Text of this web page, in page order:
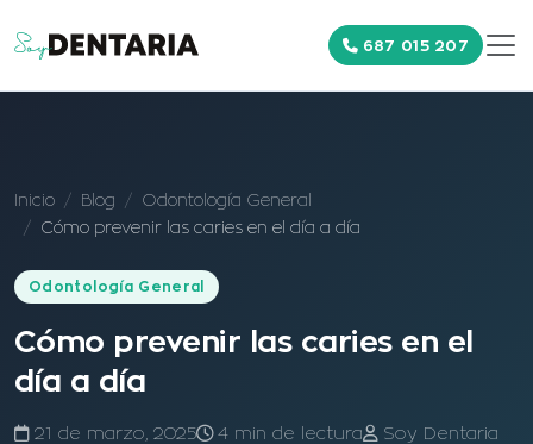
687 015 207
Inicio Blog
Odontología General
Cómo prevenir las caries en el día a día
Odontología General
Cómo prevenir las caries en el
día a día
21 de marzo, 2025 4 min de lectura Soy Dentaria